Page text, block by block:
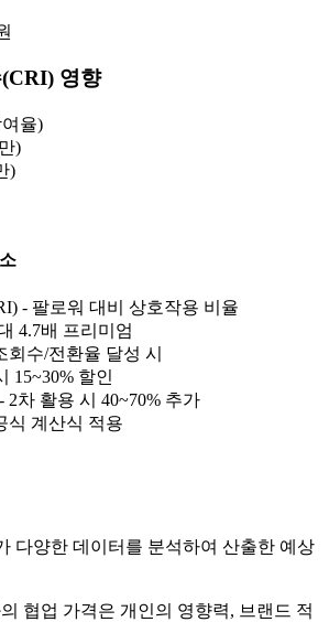
영향
율)
)
)
- 팔로워 대비 상호작용 비율
4.7배 프리미엄
수/전환율 달성 시
15~30% 할인
2차 활용 시 40~70% 추가
식 계산식 적용
다양한 데이터를 분석하여 산출한 예상
협업 가격은 개인의 영향력, 브랜드 적